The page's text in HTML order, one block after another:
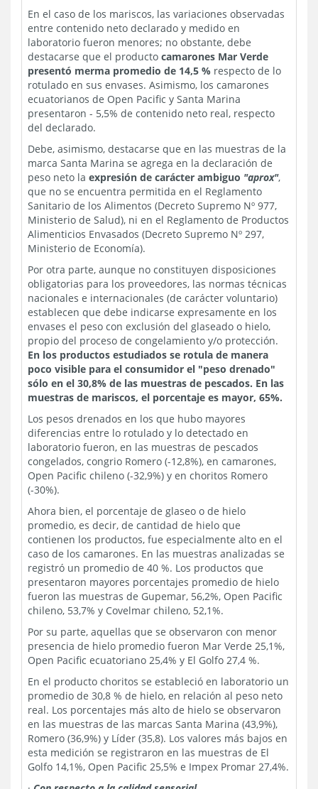
En el caso de los mariscos, las variaciones observadas
entre contenido neto declarado y medido en
laboratorio fueron menores; no obstante, debe
destacarse que el producto camarones Mar Verde
presentó merma promedio de 14,5 % respecto de lo
rotulado en sus envases. Asimismo, los camarones
ecuatorianos de Open Pacific y Santa Marina
presentaron - 5,5% de contenido neto real, respecto
del declarado.
Debe, asimismo, destacarse que en las muestras de la
marca Santa Marina se agrega en la declaración de
peso neto la expresión de carácter ambiguo "aprox",
que no se encuentra permitida en el Reglamento
Sanitario de los Alimentos (Decreto Supremo Nº 977,
Ministerio de Salud), ni en el Reglamento de Productos
Alimenticios Envasados (Decreto Supremo Nº 297,
Ministerio de Economía).
Por otra parte, aunque no constituyen disposiciones
obligatorias para los proveedores, las normas técnicas
nacionales e internacionales (de carácter voluntario)
establecen que debe indicarse expresamente en los
envases el peso con exclusión del glaseado o hielo,
propio del proceso de congelamiento y/o protección.
En los productos estudiados se rotula de manera
poco visible para el consumidor el "peso drenado"
sólo en el 30,8% de las muestras de pescados. En las
muestras de mariscos, el porcentaje es mayor, 65%.
Los pesos drenados en los que hubo mayores
diferencias entre lo rotulado y lo detectado en
laboratorio fueron, en las muestras de pescados
congelados, congrio Romero (-12,8%), en camarones,
Open Pacific chileno (-32,9%) y en choritos Romero
(-30%).
Ahora bien, el porcentaje de glaseo o de hielo
promedio, es decir, de cantidad de hielo que
contienen los productos, fue especialmente alto en el
caso de los camarones. En las muestras analizadas se
registró un promedio de 40 %. Los productos que
presentaron mayores porcentajes promedio de hielo
fueron las muestras de Gupemar, 56,2%, Open Pacific
chileno, 53,7% y Covelmar chileno, 52,1%.
Por su parte, aquellas que se observaron con menor
presencia de hielo promedio fueron Mar Verde 25,1%,
Open Pacific ecuatoriano 25,4% y El Golfo 27,4 %.
En el producto choritos se estableció en laboratorio un
promedio de 30,8 % de hielo, en relación al peso neto
real. Los porcentajes más alto de hielo se observaron
en las muestras de las marcas Santa Marina (43,9%),
Romero (36,9%) y Líder (35,8). Los valores más bajos en
esta medición se registraron en las muestras de El
Golfo 14,1%, Open Pacific 25,5% e Impex Promar 27,4%.